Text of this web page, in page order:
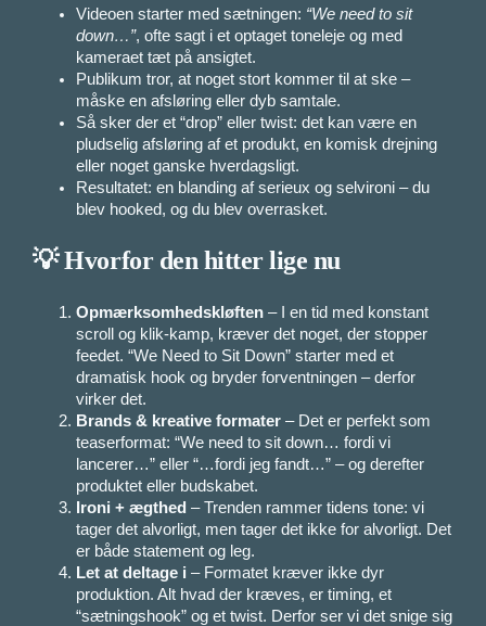
Videoen starter med sætningen: “We need to sit
down…”, ofte sagt i et optaget toneleje og med
kameraet tæt på ansigtet.
Publikum tror, at noget stort kommer til at ske –
måske en afsløring eller dyb samtale.
Så sker der et “drop” eller twist: det kan være en
pludselig afsløring af et produkt, en komisk drejning
eller noget ganske hverdagsligt.
Resultatet: en blanding af serieux og selvironi – du
blev hooked, og du blev overrasket.
💡 Hvorfor den hitter lige nu
Opmærksomhedskløften – I en tid med konstant
scroll og klik-kamp, kræver det noget, der stopper
feedet. “We Need to Sit Down” starter med et
dramatisk hook og bryder forventningen – derfor
virker det.
Brands & kreative formater – Det er perfekt som
teaser­format: “We need to sit down… fordi vi
lancerer…” eller “…fordi jeg fandt…” – og derefter
produktet eller budskabet.
Ironi + ægthed – Trenden rammer tidens tone: vi
tager det alvorligt, men tager det ikke for alvorligt. Det
er både statement og leg.
Let at deltage i – Formatet kræver ikke dyr
produktion. Alt hvad der kræves, er timing, et
“sætningshook” og et twist. Derfor ser vi det snige sig